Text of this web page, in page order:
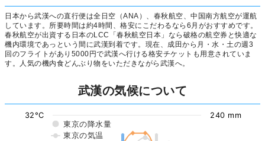
日本から武漢への直行便は全日空（ANA）、春秋航空、中国南方航空が運航
しています。所要時間は約4時間、格安にこだわるなら6月がおすすめです。
春秋航空が出資する日本のLCC「春秋航空日本」なら破格の航空券と快適な
機内環境であっという間に武漢到着です。現在、成田から月・水・土の週3
回のフライトがあり5000円で武漢へ行ける格安チケットも用意されていま
す。人気の機内食どんぶり物をいただきながら武漢へ。
武漢の気候について
東京の降水量
東京の気温
32°C 240 mm